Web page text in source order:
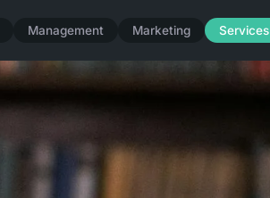
Management Marketing Services